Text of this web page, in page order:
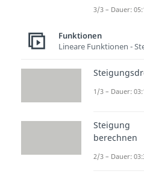
3/3 – Dauer:
Funktionen
Lineare Funktionen -
1/3 – Dauer:
Steigung
berechnen
2/3 – Dauer: